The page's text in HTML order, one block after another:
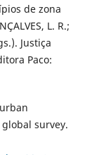
de zona
L. R.;
Justiça
Paco:
survey.